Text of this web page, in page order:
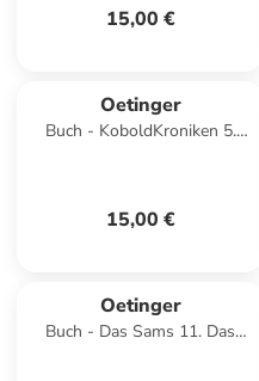
15,00 €
Oetinger
Buch - KoboldKroniken 5.
15,00 €
Oetinger
Buch - Das Sams 11. Das